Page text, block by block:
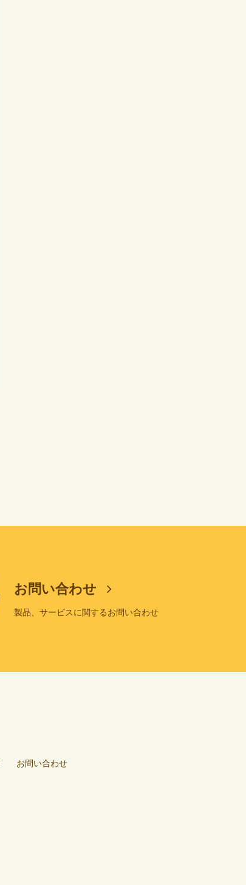
お問い合わせ
製品、サービスに関するお問い合わせ
お問い合わせ